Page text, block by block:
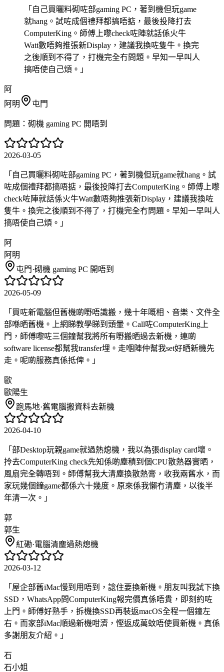
「 自己買曬料砌咗部gaming PC，著到機但玩game
就hang。試咗成個禮拜都搞唔掂，最後投降打去
ComputerKing。師傅上嚟check咗陣就話係火牛
Watt數唔夠推張新Display，建議我換咗隻牛。換完
之後順到不得了，打機完全冇問題。早知一早叫人
搞唔使自己煩。 」
阿
阿明
屯門
問題： 砌機 gaming PC 開唔到
2026-03-05
「 自己買曬料砌咗部gaming PC，著到機但玩game就hang。試
咗成個禮拜都搞唔掂，最後投降打去ComputerKing。師傅上嚟
check咗陣就話係火牛Watt數唔夠推張新Display，建議我換咗
隻牛。換完之後順到不得了，打機完全冇問題。早知一早叫人
搞唔使自己煩。 」
阿
阿明
屯門·砌機 gaming PC 開唔到
2026-05-09
「 買咗新電腦但舊機啲嘢唔識搬，幾十年嘅相、音樂、文件全
部喺晒舊機。上網睇教學睇到頭暈。Call咗ComputerKing上
門，師傅嚟咗三個鐘幫我將所有嘢搬晒過去新機，連啲
software license都幫我transfer埋。走嗰陣仲幫我set好晒新機先
走。呢啲服務真係抵俾。 」
歐
歐陽生
跑馬地·舊電腦搬資料去新機
2026-04-10
「 部Desktop玩親game就過熱熄機，我以為張display card壞。
拎去ComputerKing check先知係啲塵積到個CPU散熱器實晒，
風扇完全轉唔到。師傅幫我大清塵換散熱膏，收我兩舊水，而
家玩幾個鐘game都係六十幾度。原來係我懶冇清塵，以後半
年清一次。 」
郭
郭生
紅磡·電腦清塵過熱熄機
2026-03-12
「 屋企部舊iMac慢到用唔到，諗住要換新機。朋友叫我試下換
SSD，WhatsApp問ComputerKing報完價真係唔貴，即刻約咗
上門。師傅好熟手，拆機換SSD再裝返macOS全程一個鐘左
右。而家部iMac順過新機咁濟，慳返成萬蚊唔使買新機。真係
多謝朋友介紹。 」
石
石小姐